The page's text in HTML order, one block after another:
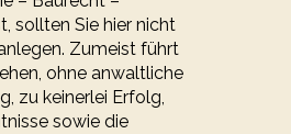
sollten Sie hier nicht
Zumeist führt
ohne anwaltliche
zu keinerlei Erfolg,
sowie die